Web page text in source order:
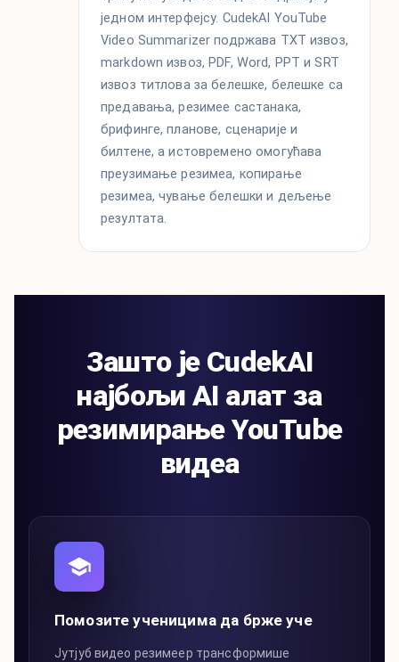
једном интерфејсу. CudekAI YouTube
Video Summarizer подржава TXT извоз,
markdown извоз, PDF, Word, PPT и SRT
извоз титлова за белешке, белешке са
предавања, резимее састанака,
брифинге, планове, сценарије и
билтене, а истовремено омогућава
преузимање резимеа, копирање
резимеа, чување белешки и дељење
резултата.
Зашто је CudekAI
најбољи AI алат за
резимирање YouTube
видеа
Помозите ученицима да брже уче
Јутјуб видео резимеер трансформише